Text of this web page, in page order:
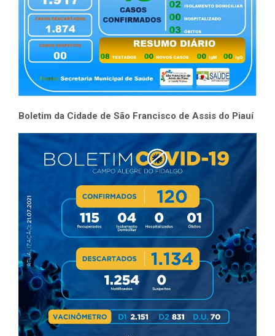
Boletim da Cidade de São Francisco de Assis do Piauí